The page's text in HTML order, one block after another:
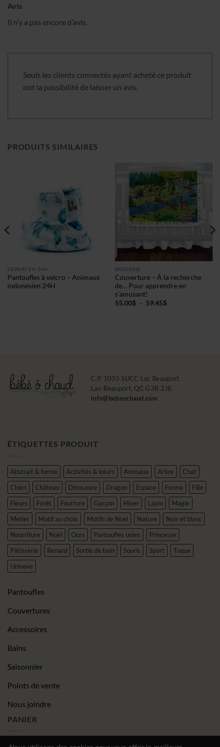
Avis
Il n’y a pas encore d’avis.
Seuls les clients connectés ayant acheté ce produit
ont la possibilité de laisser un avis.
PRODUITS SIMILAIRES
DÉPART EN 24H
Pantoufles à velcro – Animaux
indonésien 24H
BRODERIE
Couverture – À la recherche
de… Pour apprendre en
s’amusant!
55.00$ – 59.45$Plage
C.P. 1035 SUCC Lac Beauport
Lac-Beauport, QC G3B 2J8
info@bebeochaud.com
ÉTIQUETTES PRODUIT
Abstrait & forme Activités & loisirs Animaux Arbre
Chat
Chien
Château Dinosaure Dragon Espace Ferme
Fille
Fleurs
Forêt Fourrure Garçon Hiver Lapin
Magie
Metier
Motif au choix Motifs de Noël Nature
Noir et blanc
Nourriture
Noël Ours Pantoufles unies
Princesse
Pâtisserie
Renard Sortie de bain Souris Sport
Tuque
Unisexe
Pantoufles
Couvertures
Accessoires
Bains
Saisonnier
Points de vente
Nous joindre
PANIER
Cliquez ici pour obtenir votre 10%